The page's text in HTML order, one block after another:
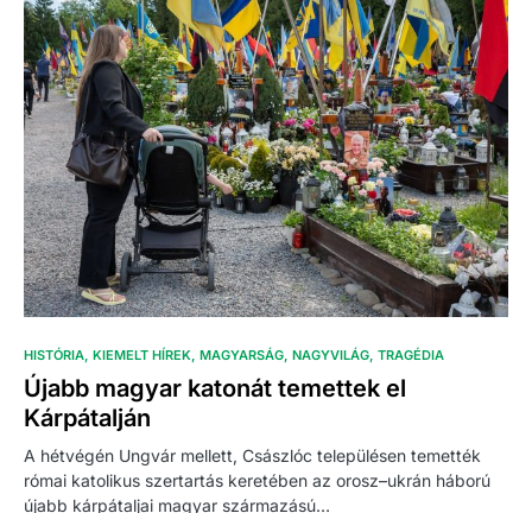
HISTÓRIA KIEMELT HÍREK MAGYARSÁG NAGYVILÁG TRAGÉDIA
Újabb magyar katonát temettek el
Kárpátalján
A hétvégén Ungvár mellett, Császlóc településen temették
római katolikus szertartás keretében az orosz–ukrán háború
újabb kárpátaljai magyar származású…